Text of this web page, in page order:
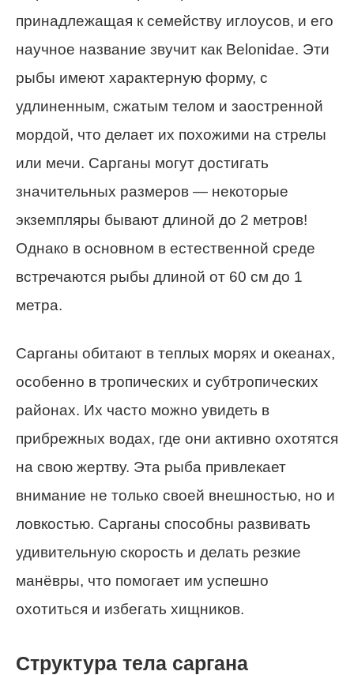
принадлежащая к семейству иглоусов, и его
научное название звучит как Belonidae. Эти
рыбы имеют характерную форму, с
удлиненным, сжатым телом и заостренной
мордой, что делает их похожими на стрелы
или мечи. Сарганы могут достигать
значительных размеров — некоторые
экземпляры бывают длиной до 2 метров!
Однако в основном в естественной среде
встречаются рыбы длиной от 60 см до 1
метра.
Сарганы обитают в теплых морях и океанах,
особенно в тропических и субтропических
районах. Их часто можно увидеть в
прибрежных водах, где они активно охотятся
на свою жертву. Эта рыба привлекает
внимание не только своей внешностью, но и
ловкостью. Сарганы способны развивать
удивительную скорость и делать резкие
манёвры, что помогает им успешно
охотиться и избегать хищников.
Структура тела саргана